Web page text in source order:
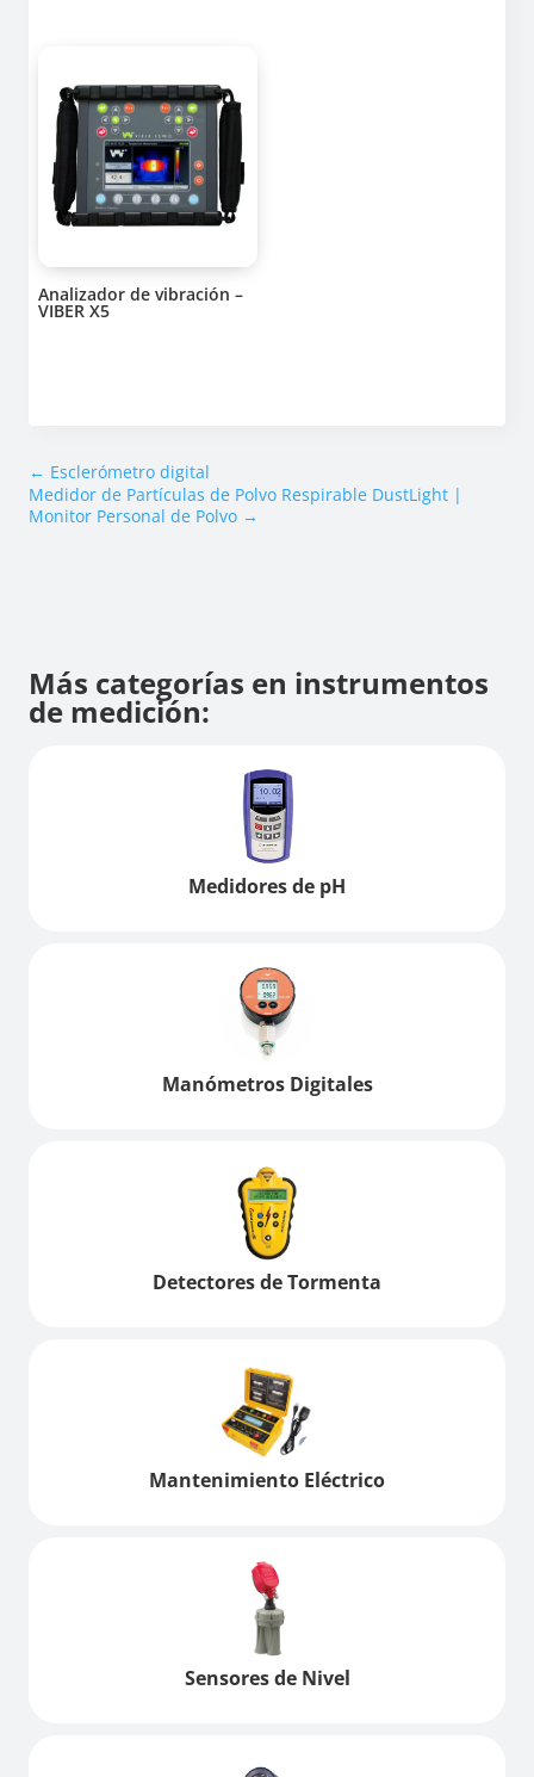
Analizador de vibración –
VIBER X5
← Esclerómetro digital
Medidor de Partículas de Polvo Respirable DustLight |
Monitor Personal de Polvo →
Más categorías en instrumentos
de medición:
Medidores de pH
Manómetros Digitales
Detectores de Tormenta
Mantenimiento Eléctrico
Sensores de Nivel